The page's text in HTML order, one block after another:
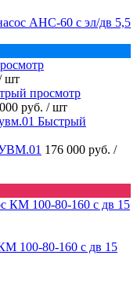
АНС-60 с эл/дв 5,5
шт
просмотр
руб. / шт
Быстрый
176 000 руб. /
100-80-160 с дв 15